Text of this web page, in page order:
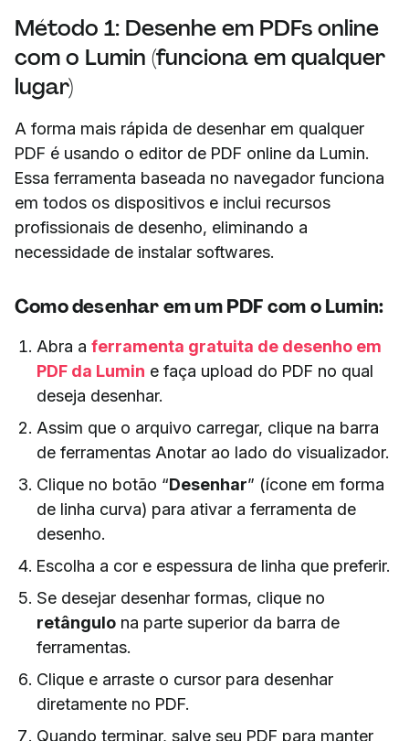
Método 1: Desenhe em PDFs online
com o Lumin (funciona em qualquer
lugar)
A forma mais rápida de desenhar em qualquer
PDF é usando o editor de PDF online da Lumin.
Essa ferramenta baseada no navegador funciona
em todos os dispositivos e inclui recursos
profissionais de desenho, eliminando a
necessidade de instalar softwares.
Como desenhar em um PDF com o Lumin:
Abra a ferramenta gratuita de desenho em
PDF da Lumin e faça upload do PDF no qual
deseja desenhar.
Assim que o arquivo carregar, clique na barra
de ferramentas Anotar ao lado do visualizador.
Clique no botão “Desenhar” (ícone em forma
de linha curva) para ativar a ferramenta de
desenho.
Escolha a cor e espessura de linha que preferir.
Se desejar desenhar formas, clique no
retângulo na parte superior da barra de
ferramentas.
Clique e arraste o cursor para desenhar
diretamente no PDF.
Quando terminar, salve seu PDF para manter